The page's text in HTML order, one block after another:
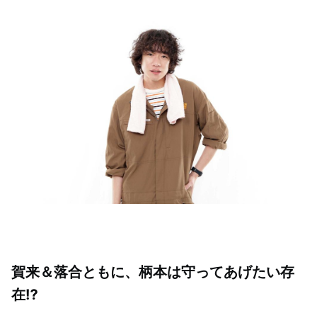
賀来＆落合ともに、柄本は守ってあげたい存
在⁉